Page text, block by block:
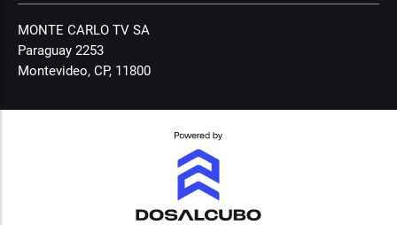
MONTE CARLO TV SA
Paraguay 2253
Montevideo, CP, 11800